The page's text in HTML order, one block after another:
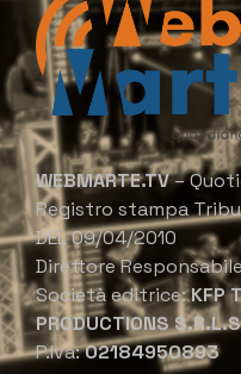
WEBMARTE.TV–
Registro stampa
DEL 09/04/2010
Direttore
Società editrice:KFP
PRODUCTIONS
P.Iva:02184950893